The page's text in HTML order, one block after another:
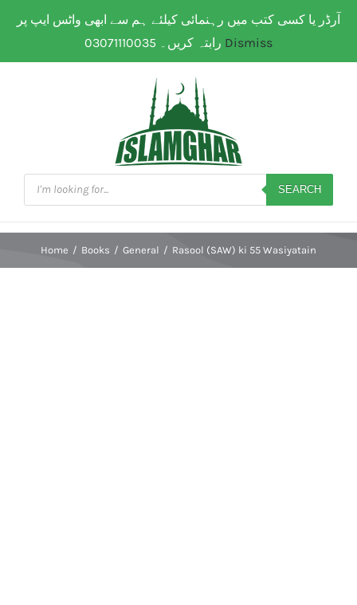
آرڈر یا کسی کتب میں رہنمائی کیلئے ہم سے ابھی واٹس ایپ پر
Dismiss
WhatsApp: 0307 111 00 35 | Flat Shipping Rate:200
Products
search
SEARCH
Home / Books / General / Rasool (SAW) ki 55 Wasiyatain